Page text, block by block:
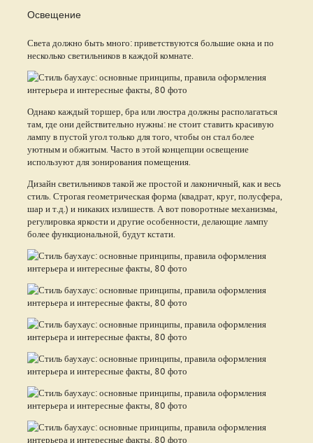
Освещение
Света должно быть много: приветствуются большие окна и по
несколько светильников в каждой комнате.
Однако каждый торшер, бра или люстра должны располагаться
там, где они действительно нужны: не стоит ставить красивую
лампу в пустой угол только для того, чтобы он стал более
уютным и обжитым. Часто в этой концепции освещение
используют для зонирования помещения.
Дизайн светильников такой же простой и лаконичный, как и весь
стиль. Строгая геометрическая форма (квадрат, круг, полусфера,
шар и т.д.) и никаких излишеств. А вот поворотные механизмы,
регулировка яркости и другие особенности, делающие лампу
более функциональной, будут кстати.